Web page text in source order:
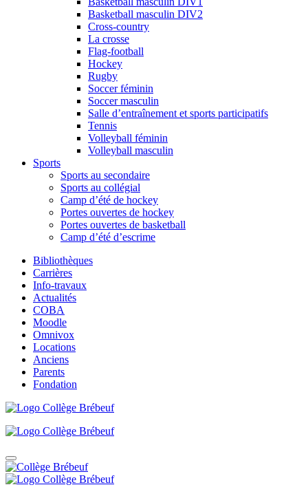
Basketball masculin DIV2
Cross-country
La crosse
Flag-football
Hockey
Rugby
Soccer féminin
Soccer masculin
Salle d’entraînement et sports participatifs
Tennis
Volleyball féminin
Volleyball masculin
Sports
Sports au secondaire
Sports au collégial
Camp d’été de hockey
Portes ouvertes de hockey
Portes ouvertes de basketball
Camp d’été d’escrime
Bibliothèques
Carrières
Info-travaux
Actualités
COBA
Moodle
Omnivox
Locations
Anciens
Parents
Fondation